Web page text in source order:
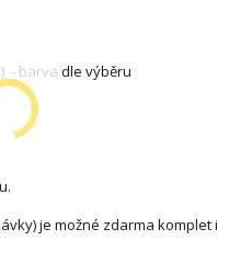
- barva dle výběru
je možné zdarma komplet i